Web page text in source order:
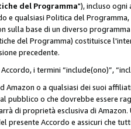
del Programma"), incluso
e qualsiasi Politica del
sulla base di un diverso
del Programma) costituisce
precedente.
i termini “include(ono)”,
Amazon o a qualsiasi dei suoi
pubblico o che dovrebbe essere
di proprietà esclusiva di
presente Accordo e assicuri che